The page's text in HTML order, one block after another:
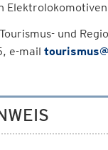
und
e-mail